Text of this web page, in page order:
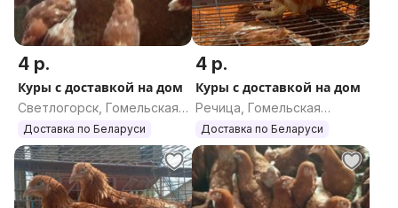
4 р.
Куры с доставкой на дом
Светлогорск, Гомельская
область
Доставка по Беларуси
4 р.
Куры с доставкой на дом
Речица, Гомельская
область
Доставка по Беларуси